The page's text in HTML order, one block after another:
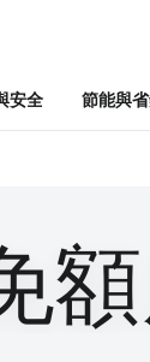
安全 節能與